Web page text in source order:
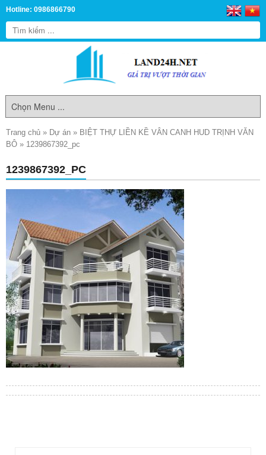
Hotline: 0986866790
Trang chủ » Dự án » BIỆT THỰ LIỀN KỀ VÂN CANH HUD TRỊNH VĂN
BÔ » 1239867392_pc
1239867392_PC